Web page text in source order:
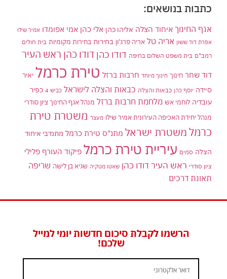
כתבות בנושאים:
אגף החינוך איחוד הצלה אליהו כהן אלי כהן אמי אפומדו אמיר שילו
אפרת דוד ששון אריה טל אריה פרג'ון בחירות בחירות מקומיות בית חולים
רמב"ם בית משפט השלום בחיפה דודו כהן דודו כהן ראש העיר
דוד שחר חינוך חינוך מיוחד חרבות ברזל טירת כרמל יאיר
סיידה יוסף כהן כבאות והצלה כבאות והצלה לישראל כביש 4
כפיר
עובדיה לוחמי אש מלחמת חרבות ברזל מנהל אגף החינוך ציון סודרי
מנהל יחידת האכיפה העירונית אמיר שילו מעצר משטרת טירת
כרמלמשטרת ישראל מתנ"ס טירת כרמל מתנדבי איחוד
הצלה סמים עיריית טירת כרמל פיקוד העורף פלילי
ציון סודרי ראש העיר דודו כהן שאטו מטקיה שגיא בן לישה שריפה
תאונת דרכים
הרשמו לקבלת סיכום חדשות יומי למייל
שלכם!